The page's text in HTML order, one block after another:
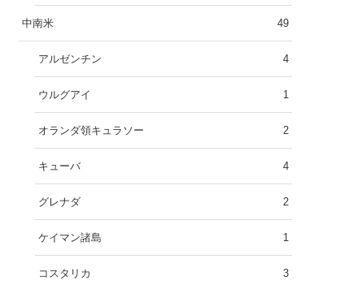
中南米 49
アルゼンチン 4
ウルグアイ 1
オランダ領キュラソー 2
キューバ 4
グレナダ 2
ケイマン諸島 1
コスタリカ 3